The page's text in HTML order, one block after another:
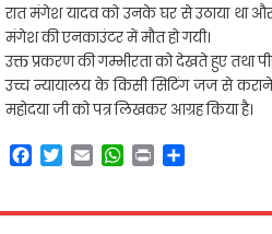
रात मंगेश यादव को उनके घर से उठाया था
मंगेश की एनकाउंटर में मौत हो गयी।
उक्त प्रकरण की गम्भीरता को देखते हुए तथा
उच्च न्यायालय के किसी सिटिंग जज से कराने
महोदया जी को पत्र लिखकर आग्रह किया है।
F
e
T
t
E
i
W
t
P
n
r